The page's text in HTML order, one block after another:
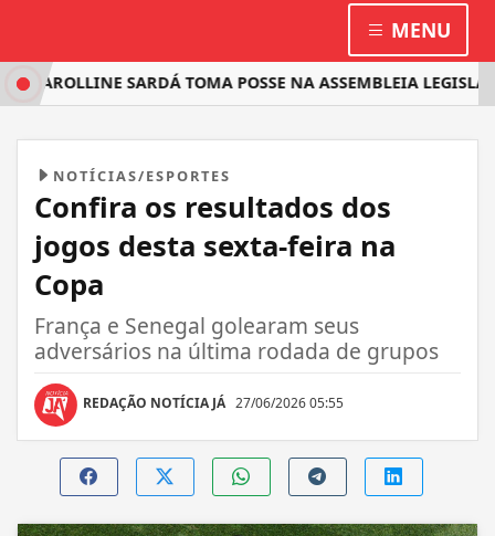
MENU
SARDÁ TOMA POSSE NA ASSEMBLEIA
NOTÍCIAS/ESPORTES
Confira os resultados dos
jogos desta sexta-feira na
Copa
França e Senegal golearam seus
adversários na última rodada de grupos
REDAÇÃO NOTÍCIA JÁ 27/06/2026 05:55